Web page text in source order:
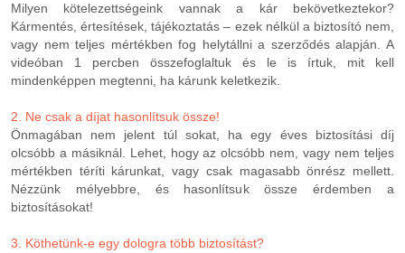
Milyen kötelezettségeink vannak a kár bekövetkeztekor?
Kármentés, értesítések, tájékoztatás – ezek nélkül a biztosító nem,
vagy nem teljes mértékben fog helytállni a szerződés alapján. A
videóban 1 percben összefoglaltuk és le is írtuk, mit kell
mindenképpen megtenni, ha kárunk keletkezik.
2. Ne csak a díjat hasonlítsuk össze!
Önmagában nem jelent túl sokat, ha egy éves biztosítási díj
olcsóbb a másiknál. Lehet, hogy az olcsóbb nem, vagy nem teljes
mértékben téríti kárunkat, vagy csak magasabb önrész mellett.
Nézzünk mélyebbre, és hasonlítsuk össze érdemben a
biztosításokat!
3. Köthetünk-e egy dologra több biztosítást?